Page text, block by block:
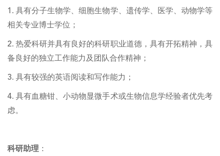
1. 具有分子生物学、细胞生物学、遗传学、医学、动物学等
相关专业博士学位；
2. 热爱科研并具有良好的科研职业道德，具有开拓精神，具
备良好的独立工作能力及团队合作精神；
3. 具有较强的英语阅读和写作能力；
4. 具有血糖钳、小动物显微手术或生物信息学经验者优先考
虑。
科研助理 ：